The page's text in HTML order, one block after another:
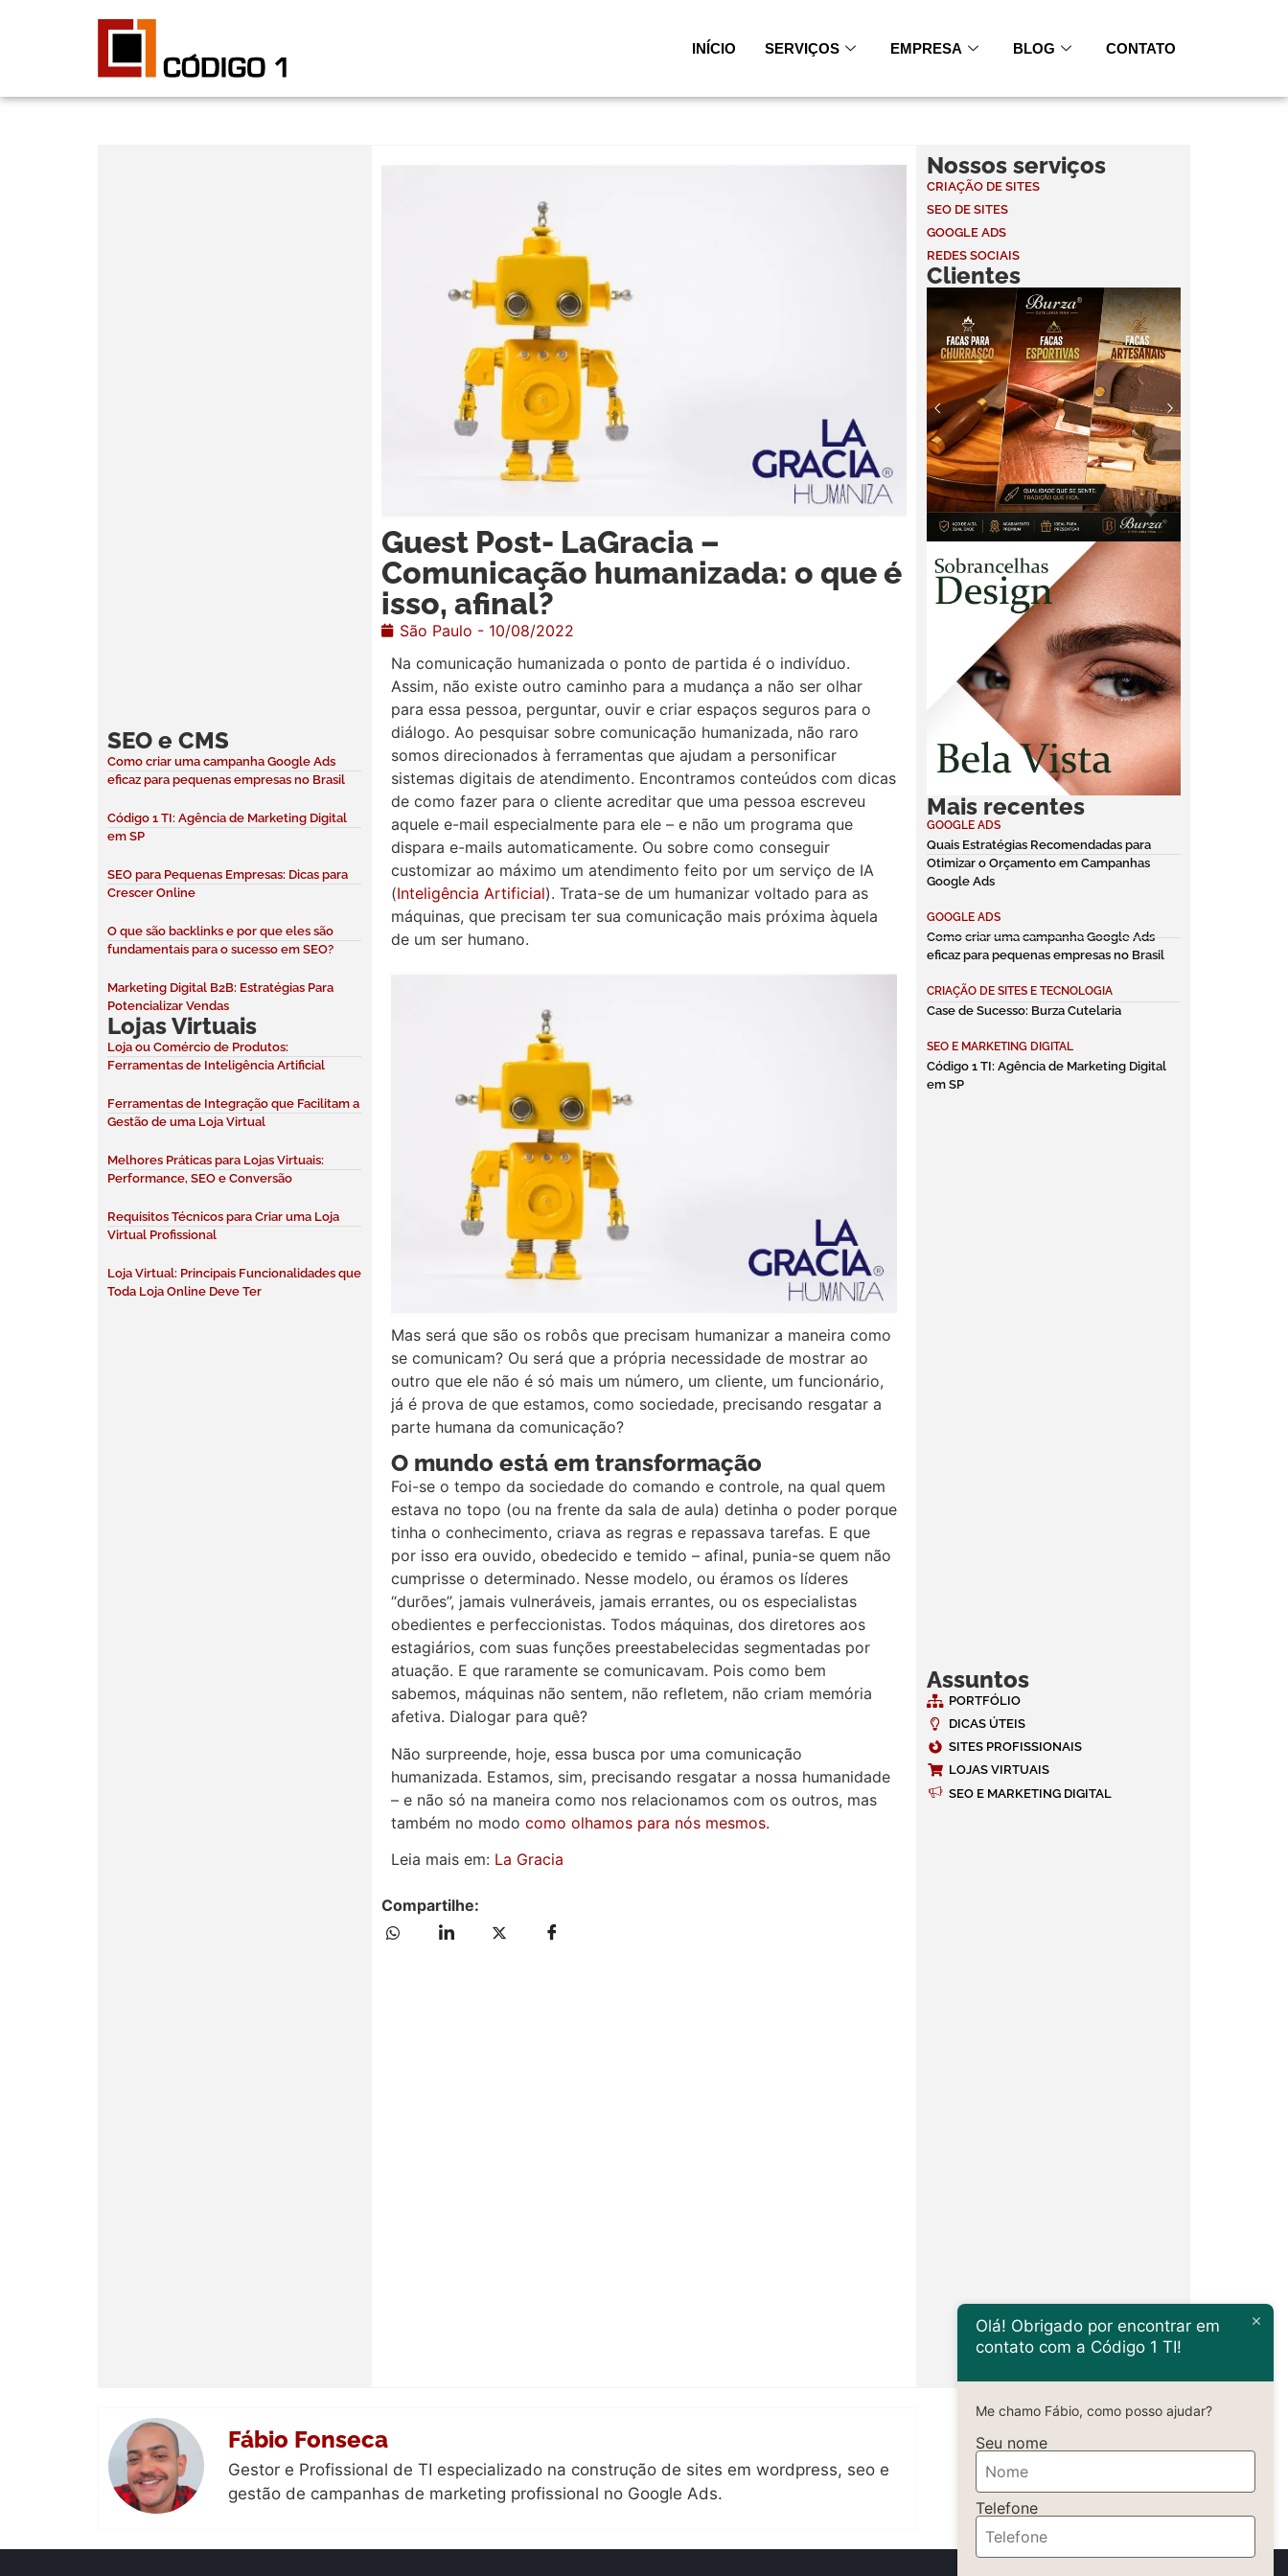
INÍCIO SERVIÇOS EMPRESA BLOG CONTATO
SEO e CMS
Como criar uma campanha Google Ads
eficaz para pequenas empresas no Brasil
Código 1 TI: Agência de Marketing Digital
em SP
SEO para Pequenas Empresas: Dicas para
Crescer Online
O que são backlinks e por que eles são
fundamentais para o sucesso em SEO?
Marketing Digital B2B: Estratégias Para
Potencializar Vendas
Lojas Virtuais
Loja ou Comércio de Produtos:
Ferramentas de Inteligência Artificial
Ferramentas de Integração que Facilitam a
Gestão de uma Loja Virtual
Melhores Práticas para Lojas Virtuais:
Performance, SEO e Conversão
Requisitos Técnicos para Criar uma Loja
Virtual Profissional
Loja Virtual: Principais Funcionalidades que
Toda Loja Online Deve Ter
Guest Post- LaGracia –
Comunicação humanizada: o que é
isso, afinal?
São Paulo - 10/08/2022
Na comunicação humanizada o ponto de partida é o indivíduo.
Assim, não existe outro caminho para a mudança a não ser olhar
para essa pessoa, perguntar, ouvir e criar espaços seguros para o
diálogo. Ao pesquisar sobre comunicação humanizada, não raro
somos direcionados à ferramentas que ajudam a personificar
sistemas digitais de atendimento. Encontramos conteúdos com dicas
de como fazer para o cliente acreditar que uma pessoa escreveu
aquele e-mail especialmente para ele – e não um programa que
dispara e-mails automaticamente. Ou sobre como conseguir
customizar ao máximo um atendimento feito por um serviço de IA
(Inteligência Artificial). Trata-se de um humanizar voltado para as
máquinas, que precisam ter sua comunicação mais próxima àquela
de um ser humano.
Mas será que são os robôs que precisam humanizar a maneira como
se comunicam? Ou será que a própria necessidade de mostrar ao
outro que ele não é só mais um número, um cliente, um funcionário,
já é prova de que estamos, como sociedade, precisando resgatar a
parte humana da comunicação?
O mundo está em transformação
Foi-se o tempo da sociedade do comando e controle, na qual quem
estava no topo (ou na frente da sala de aula) detinha o poder porque
tinha o conhecimento, criava as regras e repassava tarefas. E que
por isso era ouvido, obedecido e temido – afinal, punia-se quem não
cumprisse o determinado. Nesse modelo, ou éramos os líderes
“durões”, jamais vulneráveis, jamais errantes, ou os especialistas
obedientes e perfeccionistas. Todos máquinas, dos diretores aos
estagiários, com suas funções preestabelecidas segmentadas por
atuação. E que raramente se comunicavam. Pois como bem
sabemos, máquinas não sentem, não refletem, não criam memória
afetiva. Dialogar para quê?
Não surpreende, hoje, essa busca por uma comunicação
humanizada. Estamos, sim, precisando resgatar a nossa humanidade
– e não só na maneira como nos relacionamos com os outros, mas
também no modo como olhamos para nós mesmos.
Leia mais em: La Gracia
Compartilhe:
Nossos serviços
CRIAÇÃO DE SITES
SEO DE SITES
GOOGLE ADS
REDES SOCIAIS
Clientes
Mais recentes
GOOGLE ADS
Quais Estratégias Recomendadas para
Otimizar o Orçamento em Campanhas
Google Ads
GOOGLE ADS
Como criar uma campanha Google Ads
eficaz para pequenas empresas no Brasil
CRIAÇÃO DE SITES E TECNOLOGIA
Case de Sucesso: Burza Cutelaria
SEO E MARKETING DIGITAL
Código 1 TI: Agência de Marketing Digital
em SP
Assuntos
PORTFÓLIO
DICAS ÚTEIS
SITES PROFISSIONAIS
LOJAS VIRTUAIS
SEO E MARKETING DIGITAL
Fábio Fonseca
Gestor e Profissional de TI especializado na construção de sites em wordpress, seo e
gestão de campanhas de marketing profissional no Google Ads.
Olá! Obrigado por encontrar em
contato com a Código 1 TI!
Me chamo Fábio, como posso ajudar?
Seu nome
Telefone